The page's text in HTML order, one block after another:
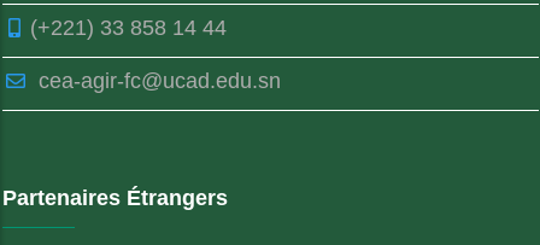
(+221) 33 858 14 44
cea-agir-fc@ucad.edu.sn
Partenaires Étrangers